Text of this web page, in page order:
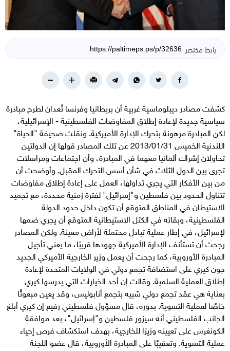
رابط مختصر
كشفت مصادر ديبلوماسية غربية أن بريطانيا وفرنسا تُعدان لطرح مبادرة
سياسية جديدة لإعادة إطلاق المفاوضات الفلسطينية - الإسرائيلية،
لكن المبادرة مرهونة بتحرك الإدارة الأميركية. ونقلت صحيفة "الحياة"
اللندنية الخميس 2013/01/31 عن تلك المصادر قولها إن الدولتين
تحاولان إشراك ألمانيا معهما في المبادرة، وأن اجتماعات ومراسلات
تجرى بين الدول الثلاث في شأن أسس التحرك المقبل. وأوضحت أن
من بين الأفكار التي يجري تداولها، العمل على إعادة إطلاق مفاوضات
تتناول الحدود بين فلسطين و"إسرائيل" لفترة زمنية محددة، مع تجميد
الاستيطان في المناطق المتوقع أن تكون داخل حدود الدولة
الفلسطينية، وبقائه في الكتل الاستيطانية المتوقع أن يجري ضمها
لإسرائيل، في إطار عملية تبادل محتملة لأراض معينة. ولكن المصادر
رجحت أن تستأنف الإدارة الأميركية جهودها قريبًا، ما يعني تأجيل
المبادرة الأوروبية، كما رجحت أن يعمل وزير الخارجية الأميركي الجديد
جون كيري على استضافة تجمع دولي في الولايات المتحدة لإعادة
إطلاق العملية السلمية. وقالت إن أحد الخيارات التي يدرسها كيري
بعناية هي عقد تجمع دولي شبيه بتجمع أنابوليس، وقد يعين مبعوثًا
خاصًا لعملية التسوية. بدوره، قال مسؤول فلسطيني رفيع إن كيري أبلغ
الجانب الفلسطيني أنه سيزور فلسطين و"إسرائيل"، بعد موافقة
الكونغرس على تعيينه وزيرًا للخارجية، بهدف استكشاف فرص إحياء
عملية التسوية. وتعقيبًا على المبادرة الأوروبية، قال عضو اللجنة